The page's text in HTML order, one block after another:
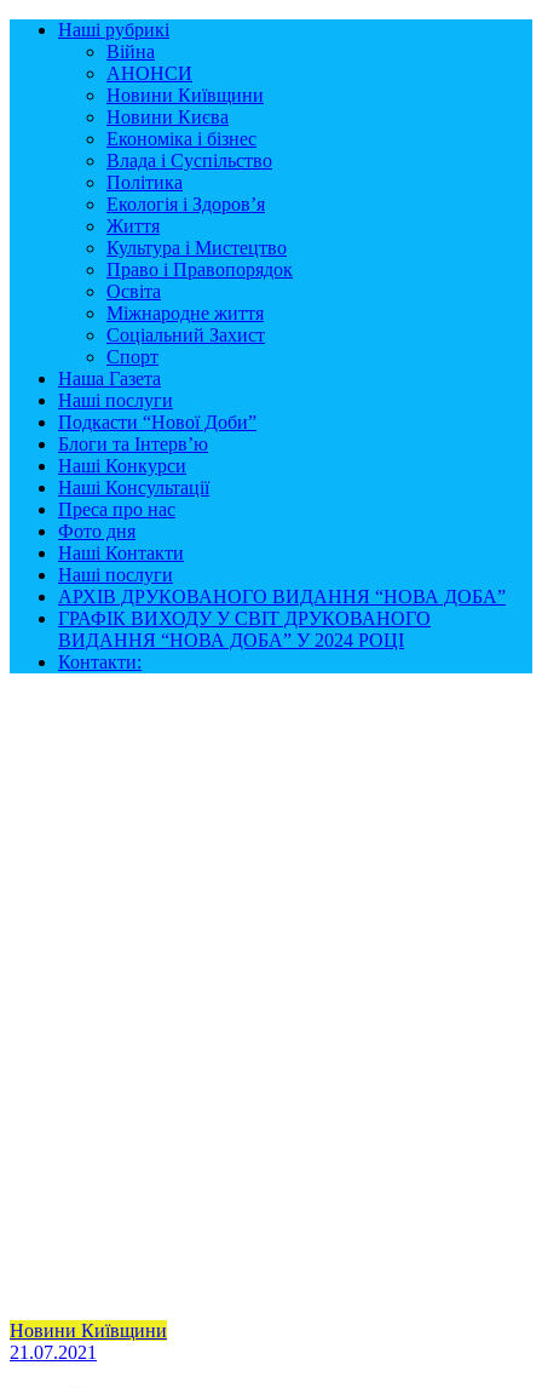
Наші рубрикі
Війна
АНОНСИ
Новини Київщини
Новини Києва
Економіка і бізнес
Влада і Суспільство
Політика
Екологія і Здоров’я
Життя
Культура і Мистецтво
Право і Правопорядок
Освіта
Міжнародне життя
Соціальний Захист
Спорт
Наша Газета
Наші послуги
Подкасти “Нової Доби”
Блоги та Інтерв’ю
Наші Конкурси
Наші Консультації
Преса про нас
Фото дня
Наші Контакти
Наші послуги
АРХІВ ДРУКОВАНОГО ВИДАННЯ “НОВА ДОБА”
ГРАФІК ВИХОДУ У СВІТ ДРУКОВАНОГО
ВИДАННЯ “НОВА ДОБА” У 2024 РОЦІ
Контакти:
Новини Київщини
21.07.2021